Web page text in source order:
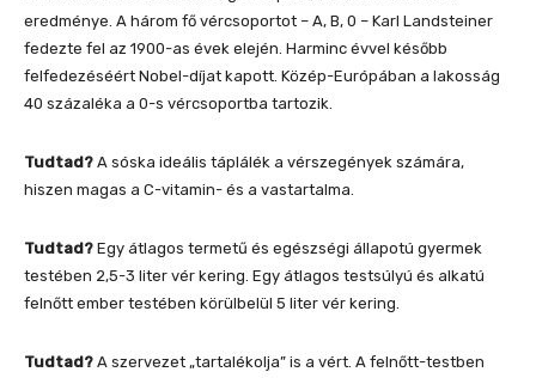
eredménye. A három fő vércsoportot – A, B, 0 – Karl Landsteiner
fedezte fel az 1900-as évek elején. Harminc évvel később
felfedezéséért Nobel-díjat kapott. Közép-Európában a lakosság
40 százaléka a 0-s vércsoportba tartozik.
Tudtad? A sóska ideális táplálék a vérszegények számára,
hiszen magas a C-vitamin- és a vastartalma.
Tudtad? Egy átlagos termetű és egészségi állapotú gyermek
testében 2,5-3 liter vér kering. Egy átlagos testsúlyú és alkatú
felnőtt ember testében körülbelül 5 liter vér kering.
Tudtad? A szervezet „tartalékolja” is a vért. A felnőtt-testben